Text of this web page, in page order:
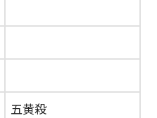
五黄殺